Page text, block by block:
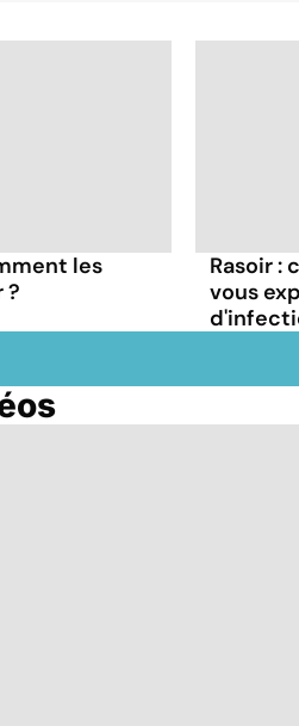
les
?
Rasoir :
vous